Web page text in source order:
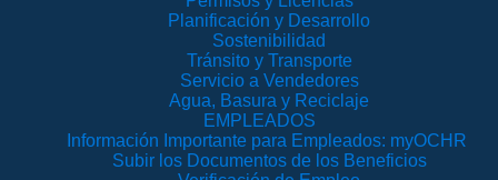
Planificación y Desarrollo
Sostenibilidad
Tránsito y Transporte
Servicio a Vendedores
Agua, Basura y Reciclaje
EMPLEADOS
Información Importante para Empleados: myOCHR
Subir los Documentos de los Beneficios